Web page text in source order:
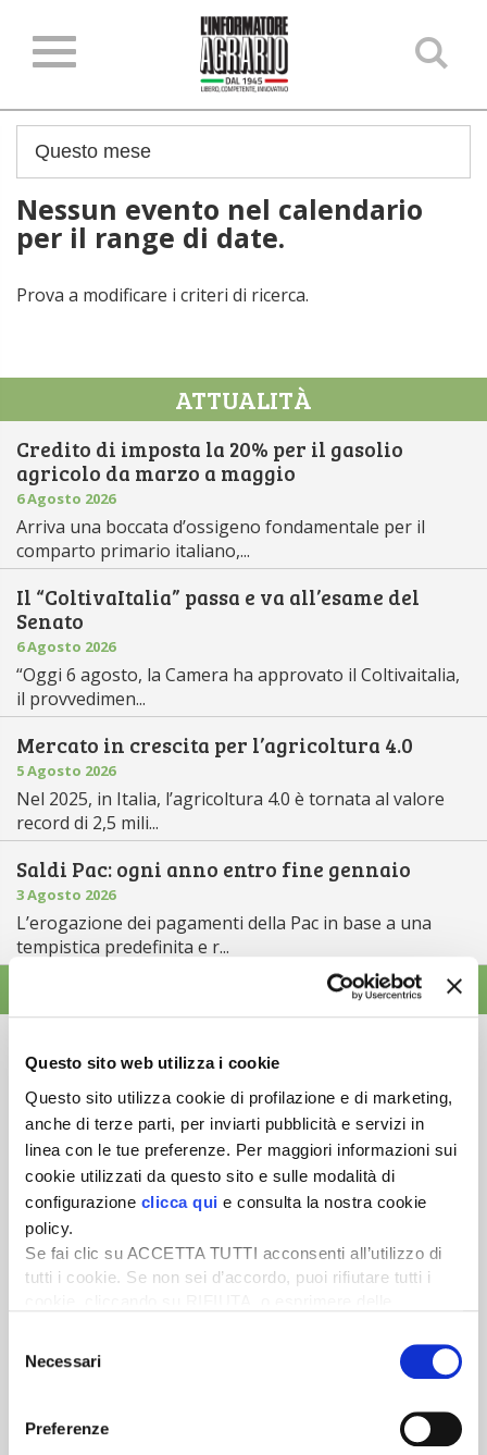
Questo sito web utilizza i cookie
Questo sito utilizza cookie di profilazione e di marketing,
anche di terze parti, per inviarti pubblicità e servizi in
linea con le tue preferenze. Per maggiori informazioni sui
cookie utilizzati da questo sito e sulle modalità di
configurazione clicca qui e consulta la nostra cookie
policy.
Se fai clic su ACCETTA TUTTI acconsenti all’utilizzo di
tutti i cookie. Se non sei d’accordo, puoi rifiutare tutti i
desideri accettare e cliccando ACCETTA SELEZIONATI.
delNecessari
Preferenze
Nessun evento nel calendario
per il range di date.
Prova a modificare i criteri di ricerca.
ATTUALITÀ
Credito di imposta la 20% per il gasolio
agricolo da marzo a maggio
6 Agosto 2026
Arriva una boccata d’ossigeno fondamentale per il
comparto primario italiano,...
Il “ColtivaItalia” passa e va all’esame del
Senato
6 Agosto 2026
“Oggi 6 agosto, la Camera ha approvato il Coltivaitalia,
il provvedimen...
Mercato in crescita per l’agricoltura 4.0
5 Agosto 2026
Nel 2025, in Italia, l’agricoltura 4.0 è tornata al valore
record di 2,5 mili...
Saldi Pac: ogni anno entro fine gennaio
3 Agosto 2026
L’erogazione dei pagamenti della Pac in base a una
tempistica predefinita e r...
Newsletter
Scopri un servizio d'informazione di alta qualità. Tagliato sulle tue
esigenze.